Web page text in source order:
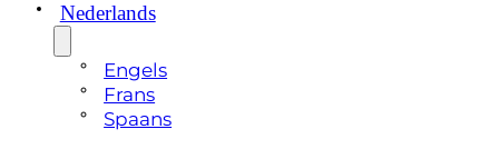
Nederlands
Engels
Frans
Spaans